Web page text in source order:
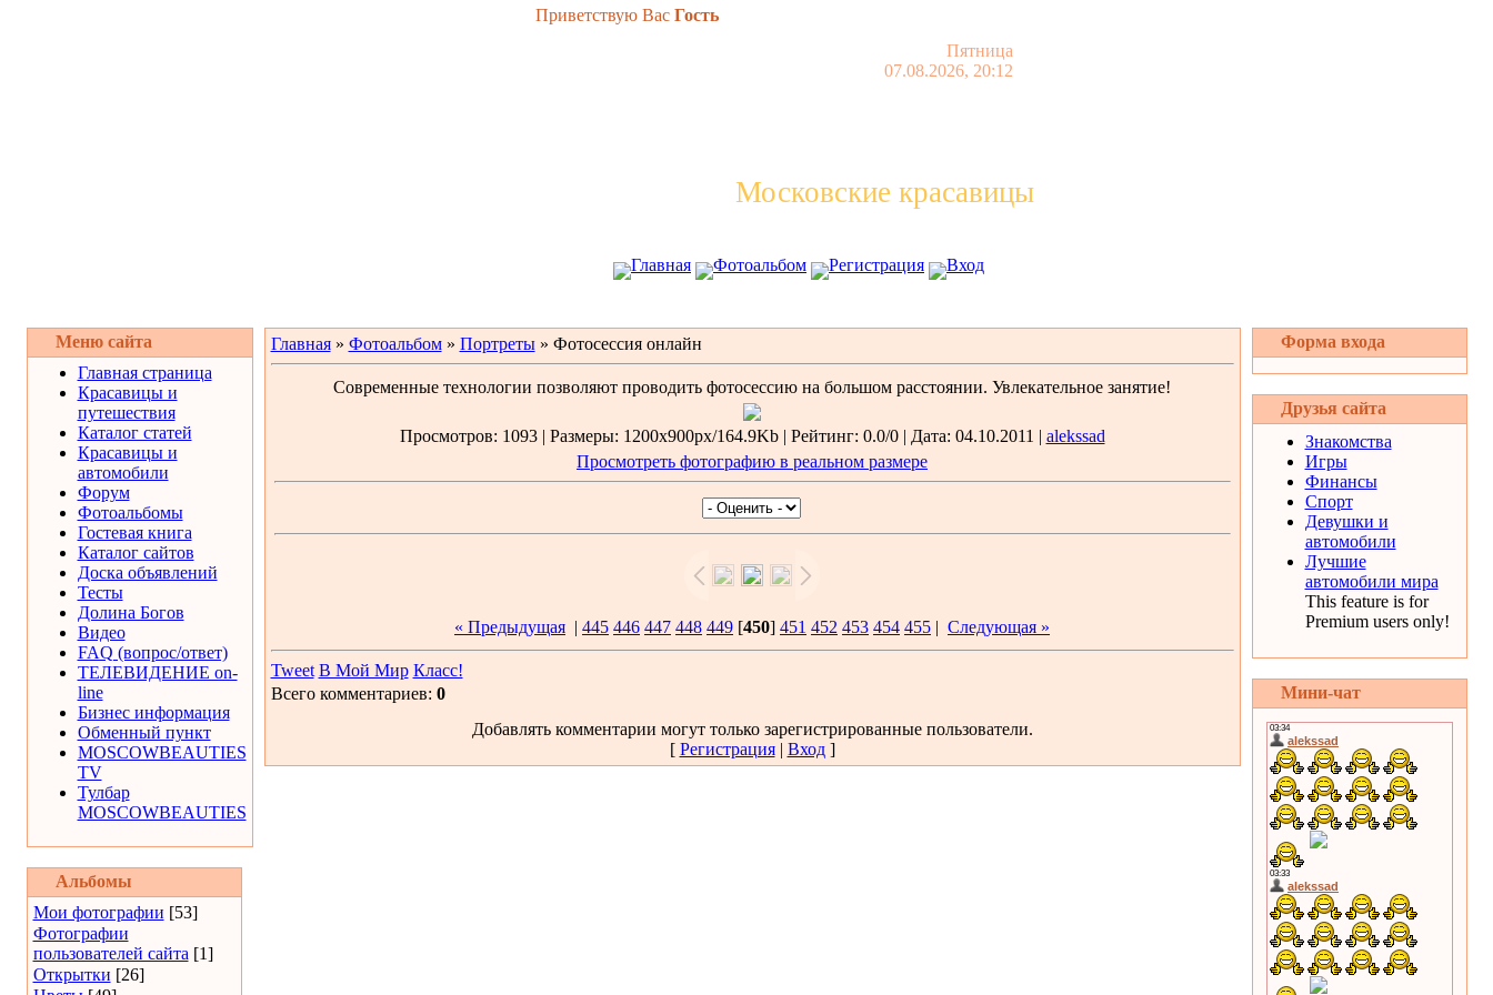
Приветствую Вас Гость
Пятница
07.08.2026, 20:12
Московские красавицы
Главная Фотоальбом Регистрация Вход
Меню сайта
Главная страница
Красавицы и
путешествия
Каталог статей
Красавицы и
автомобили
Форум
Фотоальбомы
Гостевая книга
Каталог сайтов
Доска объявлений
Тесты
Долина Богов
Видео
FAQ (вопрос/ответ)
ТЕЛЕВИДЕНИЕ on-
line
Бизнес информация
Обменный пункт
MOSCOWBEAUTIES
TV
Тулбар
MOSCOWBEAUTIES
Альбомы
Мои фотографии [53]
Фотографии
пользователей сайта [1]
Открытки [26]
Главная» Фотоальбом» Портреты» Фотосессия онлайн
Современные технологии позволяют проводить фотосессию на большом расстоянии. Увлекательное занятие!
Просмотров: 1093 | Размеры: 1200x900px/164.9Kb | Рейтинг: 0.0/0 | Дата: 04.10.2011 | alekssad
Просмотреть фотографию в реальном размере
« Предыдущая | 445 446 447 448 449 [450] 451 452 453 454 455 | Следующая »
Tweet В Мой Мир Класс!
Всего комментариев: 0
Добавлять комментарии могут только зарегистрированные пользователи.
[ Регистрация| Вход]
Форма входа
Друзья сайта
Знакомства
Игры
Финансы
Спорт
Девушки и
автомобили
Лучшие
автомобили мира
This feature is for
Premium users only!
Мини-чат